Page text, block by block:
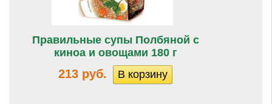
Правильные супы Полбяной с
киноа и овощами 180 г
213 руб.